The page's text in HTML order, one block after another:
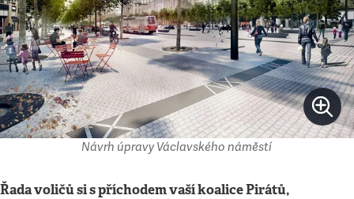
Návrh úpravy Václavského náměstí
Řada voličů si s příchodem vaší koalice Pirátů,